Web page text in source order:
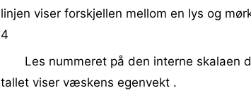
linjen viser forskjellen mellom en lys og
4
Les nummeret på den interne skalaen
tallet viser væskens egenvekt .